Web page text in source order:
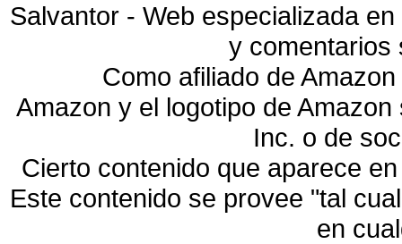
Salvantor - Web especializada
y
Como afiliado de
Amazon y el logotipo de
Inc. o de
Cierto contenido que aparece
Este contenido se provee "tal
en